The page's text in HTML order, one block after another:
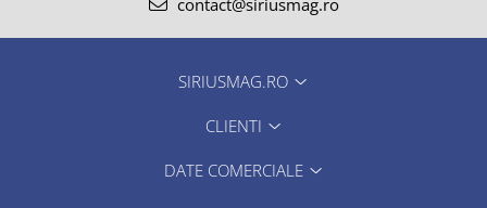
SIRIUSMAG.RO
CLIENTI
DATE COMERCIALE